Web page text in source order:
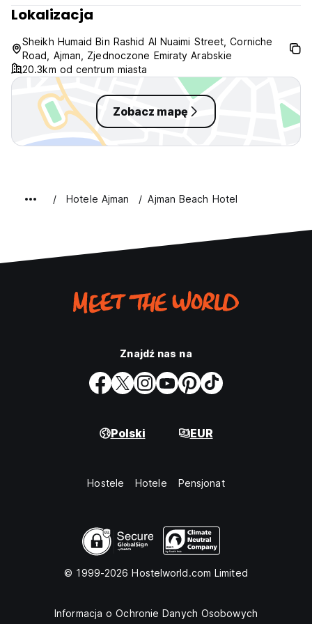
Maksymalny czas pobytu to 14 dni (Auto-translated from
original language)
Lokalizacja
Sheikh Humaid Bin Rashid Al Nuaimi Street, Corniche
Road, Ajman, Zjednoczone Emiraty Arabskie
20.3km od centrum miasta
Zobacz mapę
Hotele Ajman Ajman Beach Hotel
Znajdź nas na
Polski EUR
Hostele Hotele Pensjonat
© 1999-2026 Hostelworld.com Limited
Informacja o Ochronie Danych Osobowych